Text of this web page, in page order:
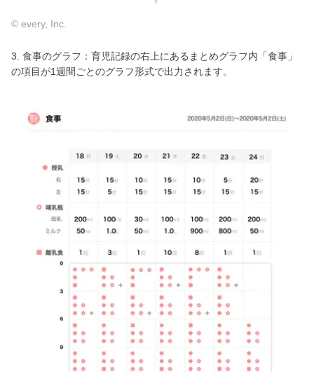
© every, Inc.
3. 食事のグラフ：育児記録の右上にあるまとめグラフ内「食事」
の項目が1週間ごとのグラフ形式で出力されます。